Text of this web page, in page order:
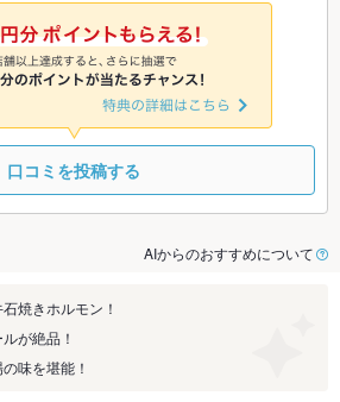
6 9/7
◎
9/8
◎
口コミを投稿する
AIからのおすすめについて
焼きホルモン！
が絶品！
味を堪能！